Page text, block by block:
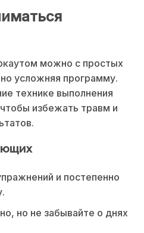
можно с простых
усложняя программу.
технике выполнения
избежать травм и
и постепенно
но не забывайте о днях